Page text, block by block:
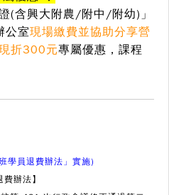
(含興大附農/附中/附幼)」
公室現場繳費並協助分享營
折300元專屬優惠 ，課程
學員退費辦法」實施)
辦法】